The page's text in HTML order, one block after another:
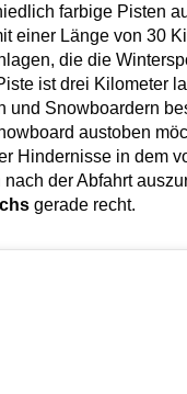
farbige Pisten
einer Länge von 30
die die
ist drei Kilometer
und Snowboardern
austoben
Hindernisse in dem
nach der Abfahrt
gerade recht.